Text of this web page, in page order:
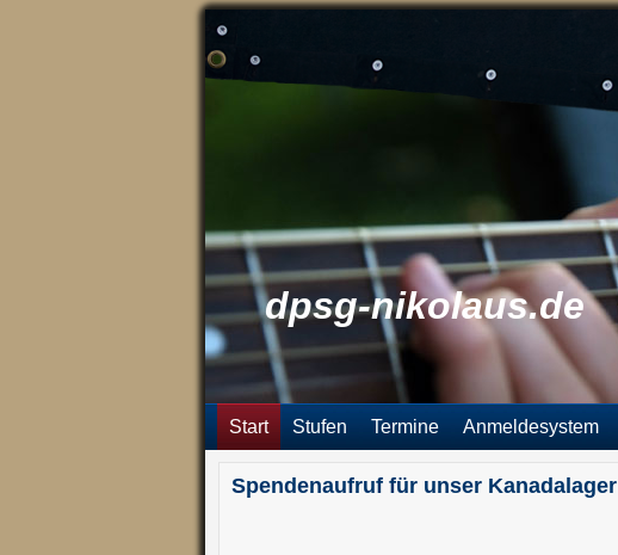
dpsg-nikolaus.de
Start Stufen Termine Anmeldesystem
Spendenaufruf für unser Kanadalager